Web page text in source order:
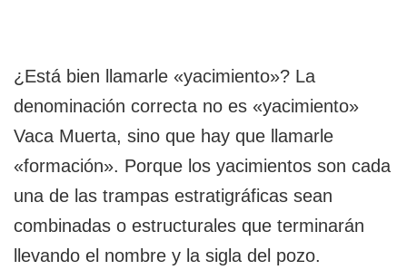
¿Está bien llamarle «yacimiento»? La
denominación correcta no es «yacimiento»
Vaca Muerta, sino que hay que llamarle
«formación». Porque los yacimientos son cada
una de las trampas estratigráficas sean
combinadas o estructurales que terminarán
llevando el nombre y la sigla del pozo.